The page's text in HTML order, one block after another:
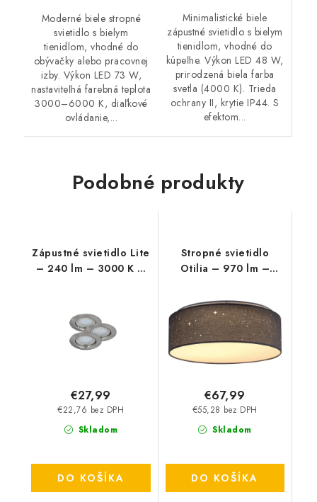
Moderné biele stropné
svietidlo s bielym
tienidlom, vhodné do
obývačky alebo pracovnej
izby. Výkon LED 73 W,
nastaviteľná farebná teplota
3000–6000 K, diaľkové
ovládanie,...
Minimalistické biele
zápustné svietidlo s bielym
tienidlom, vhodné do
kúpeľne. Výkon LED 48 W,
prirodzená biela farba
svetla (4000 K). Trieda
ochrany II, krytie IP44. S
efektom...
Podobné produkty
Zápustné svietidlo Lite
– 240 lm – 3000 K –
Skladom
€22,76 bez DPH
€27,99
DO KOŠÍKA
Stropné svietidlo
Otilia – 970 lm –
IP20
Skladom
€55,28 bez DPH
€67,99
DO KOŠÍKA